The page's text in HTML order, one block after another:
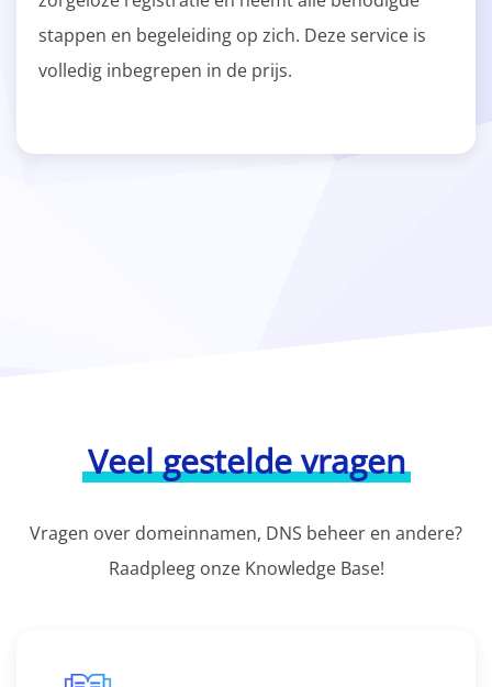
stappen en begeleiding op zich. Deze service is
volledig inbegrepen in de prijs.
Veel gestelde vragen
Vragen over domeinnamen, DNS beheer en andere?
Raadpleeg onze Knowledge Base!